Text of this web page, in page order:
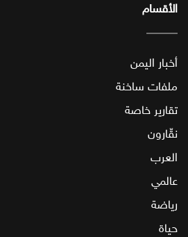
الأقسام
أخبار اليمن
ملفات ساخنة
تقارير خاصة
نقّارون
العرب
عالمي
رياضة
حياة